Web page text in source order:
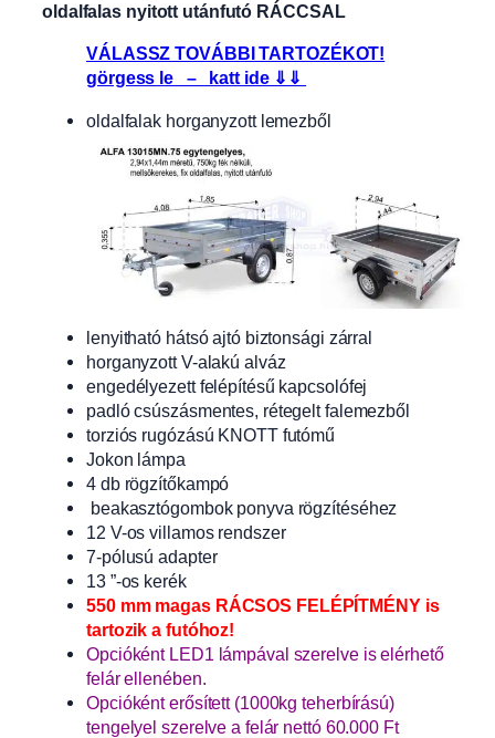
oldalfalas nyitott utánfutó RÁCCSAL
VÁLASSZ TOVÁBBI TARTOZÉKOT!
görgess le – katt ide ⇓⇓
oldalfalak horganyzott lemezből
lenyitható hátsó ajtó biztonsági zárral
horganyzott V-alakú alváz
engedélyezett felépítésű kapcsolófej
padló csúszásmentes, rétegelt falemezből
torziós rugózású KNOTT futómű
Jokon lámpa
4 db rögzítőkampó
beakasztógombok ponyva rögzítéséhez
12 V-os villamos rendszer
7-pólusú adapter
13 ”-os kerék
550 mm magas RÁCSOS FELÉPÍTMÉNY is
tartozik a futóhoz!
Opcióként LED1 lámpával szerelve is elérhető
felár ellenében.
Opcióként erősített (1000kg teherbírású)
tengelyel szerelve a felár nettó 60.000 Ft